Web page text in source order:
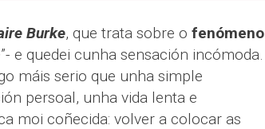
Burke, que trata sobre o fenómeno
e quedei cunha sensación incómoda.
máis serio que unha simple
persoal, unha vida lenta e
moi coñecida: volver a colocar as